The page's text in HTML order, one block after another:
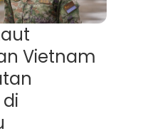
Vietnam